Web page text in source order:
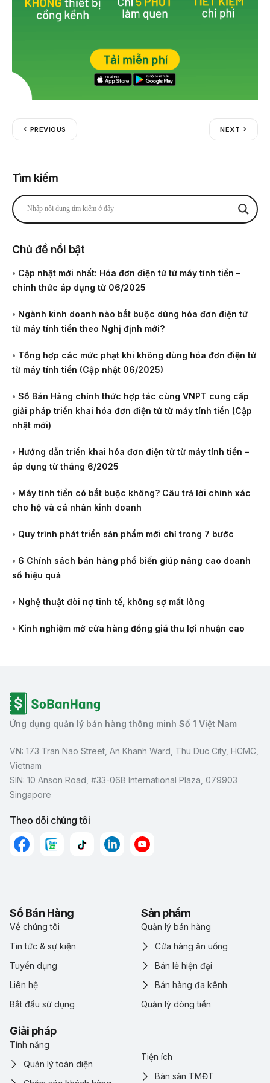
PREVIOUS NEXT
Tìm kiếm
Chủ đề nổi bật
• Cập nhật mới nhất: Hóa đơn điện tử từ máy tính tiền –
chính thức áp dụng từ 06/2025
• Ngành kinh doanh nào bắt buộc dùng hóa đơn điện tử
từ máy tính tiền theo Nghị định mới?
• Tổng hợp các mức phạt khi không dùng hóa đơn điện tử
từ máy tính tiền (Cập nhật 06/2025)
• Sổ Bán Hàng chính thức hợp tác cùng VNPT cung cấp
giải pháp triển khai hóa đơn điện tử từ máy tính tiền (Cập
nhật mới)
• Hướng dẫn triển khai hóa đơn điện tử từ máy tính tiền –
áp dụng từ tháng 6/2025
• Máy tính tiền có bắt buộc không? Câu trả lời chính xác
cho hộ và cá nhân kinh doanh
• Quy trình phát triển sản phẩm mới chỉ trong 7 bước
• 6 Chính sách bán hàng phổ biến giúp nâng cao doanh
số hiệu quả
• Nghệ thuật đòi nợ tinh tế, không sợ mất lòng
• Kinh nghiệm mở cửa hàng đồng giá thu lợi nhuận cao
Ứng dụng quản lý bán hàng thông minh Số 1 Việt Nam
VN: 173 Tran Nao Street, An Khanh Ward, Thu Duc City, HCMC,
Vietnam
SIN: 10 Anson Road, #33-06B International Plaza, 079903
Singapore
Theo dõi chúng tôi
Sổ Bán Hàng
Về chúng tôi
Tin tức & sự kiện
Tuyển dụng
Liên hệ
Bắt đầu sử dụng
Sản phẩm
Quản lý bán hàng
Cửa hàng ăn uống
Bán lẻ hiện đại
Bán hàng đa kênh
Quản lý dòng tiền
Giải pháp
Tính năng
Quản lý toàn diện
Tiện ích
Bán sàn TMĐT